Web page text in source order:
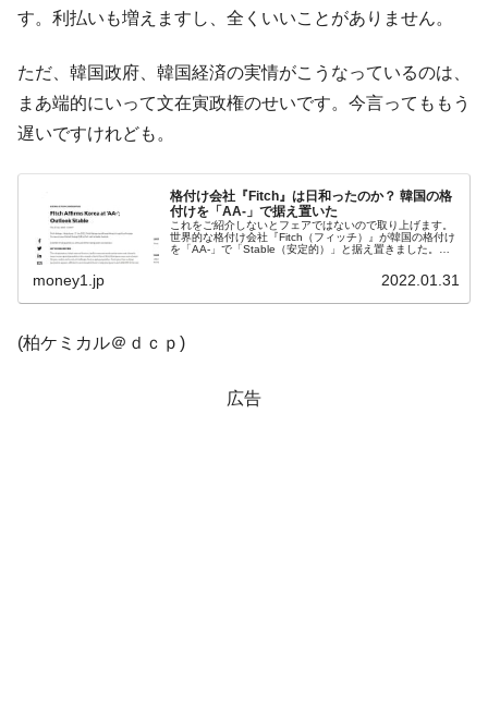
す。利払いも増えますし、全くいいことがありません。
ただ、韓国政府、韓国経済の実情がこうなっているのは、
まあ端的にいって文在寅政権のせいです。今言ってももう
遅いですけれども。
格付け会社『Fitch』は日和ったのか？ 韓国の格
付けを「AA-」で据え置いた
これをご紹介しないとフェアではないので取り上げます。
世界的な格付け会社『Fitch（フィッチ）』が韓国の格付け
を「AA-」で「Stable（安定的）」と据え置きました。以
money1.jp 2022.01.31
(柏ケミカル＠ｄｃｐ)
広告